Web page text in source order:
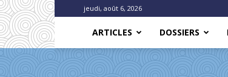
jeudi, août 6, 2026
ARTICLES DOSSIERS